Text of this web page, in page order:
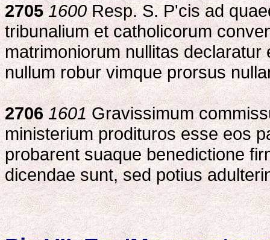
2705 1600Resp. S. P'cis ad
tribunalium et catholicorum
matrimoniorum nullitas
nullum robur vimque prorsus
2706 1601Gravissimum
ministerium prodituros esse eos
probarent suaque benedictione
dicendae sunt, sed potius